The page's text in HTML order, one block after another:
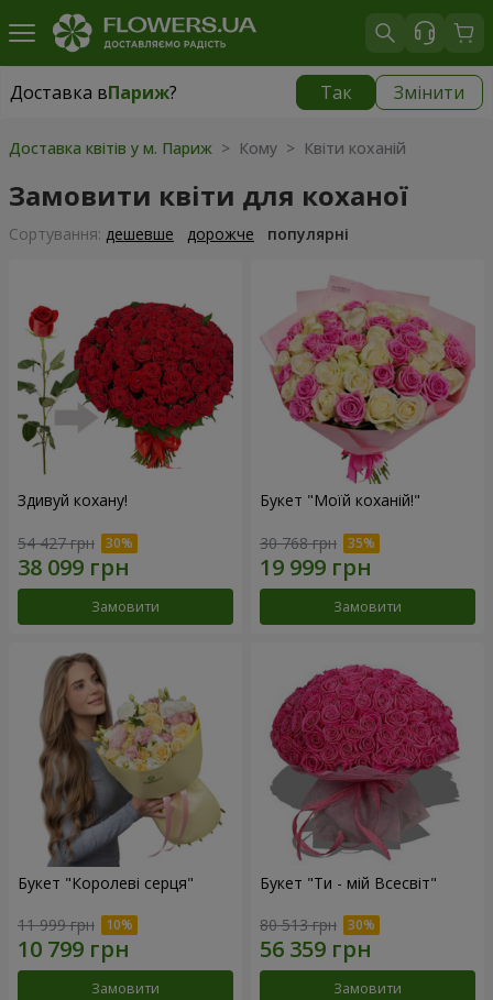
Доставка вПариж? Так Змінити
Доставка вПариж|
Доставка квітів у м. Париж > Кому > Квіти коханій
Замовити квіти для коханої
Сортування: дешевше дорожче популярні
Здивуй кохану!
54 427 грн
Замовити
Букет "Моїй коханій!"
30 768 грн
Замовити
Букет "Королеві серця"
11 999 грн
Замовити
Букет "Ти - мій Всесвіт"
80 513 грн
Замовити